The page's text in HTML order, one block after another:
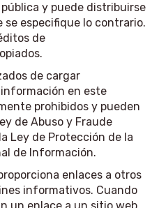
y puede distribuirse
se especifique lo contrario.
de
de cargar
en este
prohibidos y pueden
de Abuso y Fraude
Ley de Protección de la
de Información.
enlaces a otros
informativos. Cuando